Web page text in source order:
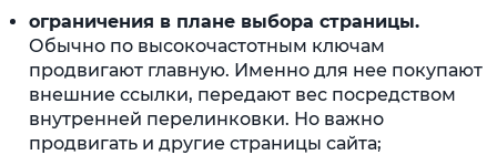
ограничения в плане выбора страницы.
Обычно по высокочастотным ключам
продвигают главную. Именно для нее покупают
внешние ссылки, передают вес посредством
внутренней перелинковки. Но важно
продвигать и другие страницы сайта;